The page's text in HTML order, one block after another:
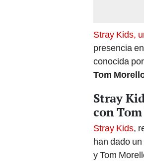
Stray Kids,
presencia
conocida
Tom
Stray
con
Stray Kids,
han dado
y Tom